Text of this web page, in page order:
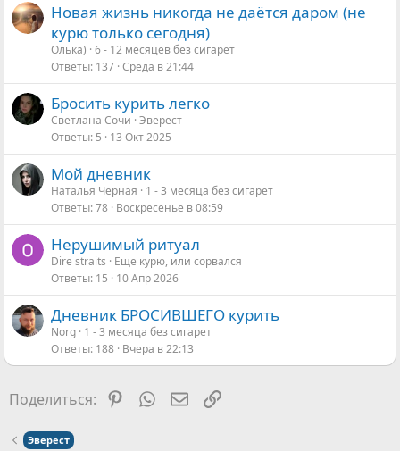
Новая жизнь никогда не даётся даром (не
курю только сегодня)
Олька) 6 - 12 месяцев без сигарет
Ответы 137 Среда в 21:44
Бросить курить легко
Светлана Сочи Эверест
Ответы 5 13 Окт 2025
Мой дневник
Наталья Черная
1 - 3 месяца без сигарет
Ответы 78 Воскресенье в 08:59
Нерушимый ритуал
Dire straits
Еще курю, или сорвался
Ответы 15 10 Апр 2026
Дневник БРОСИВШЕГО курить
Norg 1 - 3 месяца без сигарет
Ответы 188 Вчера в 22:13
Поделиться: Pinterest
WhatsAppЭлектронная почта
Ссылка
Эверест